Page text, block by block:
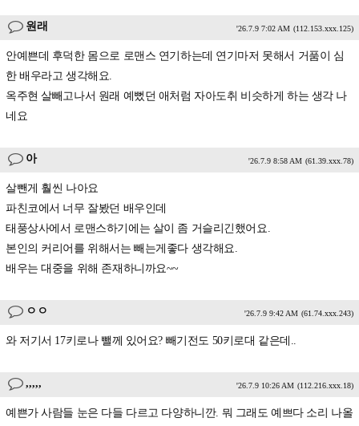
원래 '26.7.9 7:02 AM (112.153.xxx.125)
안예쁜데 후덕한 몸으로 로맨스 연기하는데 연기마저 못해서 거품이 심
한 배우라고 생각해요.
옥주현 살빼고나서 원래 예뻤던 애처럼 자아도취 비슷하게 하는 생각 나
네요
아 '26.7.9 8:58 AM (61.39.xxx.78)
살뺀게 훨씬 나아요
파친코에서 너무 잘봤던 배우인데
태풍상사에서 로맨스하기에는 살이 좀 거슬리긴했어요.
본인의 커리어를 위해서는 빼는게좋다 생각해요.
배우는 대중을 위해 존재하니까요~~
ㅇㅇ '26.7.9 9:42 AM (61.74.xxx.243)
와 저기서 17키로나 뺄께 있어요? 빼기전도 50키로대 같은데..
,,,,, '26.7.9 10:26 AM (112.216.xxx.18)
예쁜가 사람들 눈은 다들 다르고 다양하니깐. 뭐 그래도 예쁘다 소리 나올